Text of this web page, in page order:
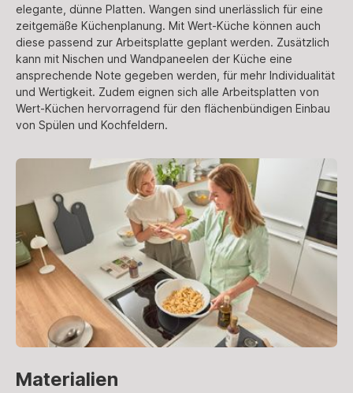
elegante, dünne Platten. Wangen sind unerlässlich für eine
zeitgemäße Küchenplanung. Mit Wert-Küche können auch
diese passend zur Arbeitsplatte geplant werden. Zusätzlich
kann mit Nischen und Wandpaneelen der Küche eine
ansprechende Note gegeben werden, für mehr Individualität
und Wertigkeit. Zudem eignen sich alle Arbeitsplatten von
Wert-Küchen hervorragend für den flächenbündigen Einbau
von Spülen und Kochfeldern.
Materialien